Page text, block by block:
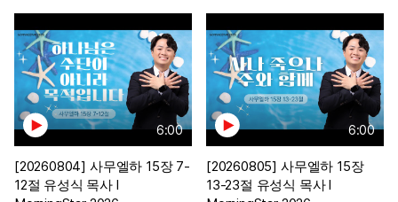
6:00
[20260804] 사무엘하 15장 7-
12절 유성식 목사 l
6:00
[20260805] 사무엘하 15장
13-23절 유성식 목사 l